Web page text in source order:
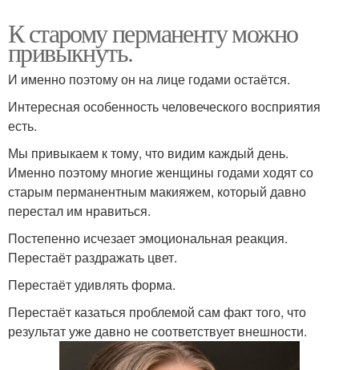
К старому перманенту можно
привыкнуть.
И именно поэтому он на лице годами остаётся.
Интересная особенность человеческого восприятия
есть.
Мы привыкаем к тому, что видим каждый день.
Именно поэтому многие женщины годами ходят со
старым перманентным макияжем, который давно
перестал им нравиться.
Постепенно исчезает эмоциональная реакция.
Перестаёт раздражать цвет.
Перестаёт удивлять форма.
Перестаёт казаться проблемой сам факт того, что
результат уже давно не соответствует внешности.